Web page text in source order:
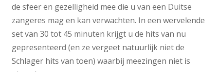
de sfeer en gezelligheid mee die u van een Duitse
zangeres mag en kan verwachten. In een wervelende
set van 30 tot 45 minuten krijgt u de hits van nu
gepresenteerd (en ze vergeet natuurlijk niet de
Schlager hits van toen) waarbij meezingen niet is